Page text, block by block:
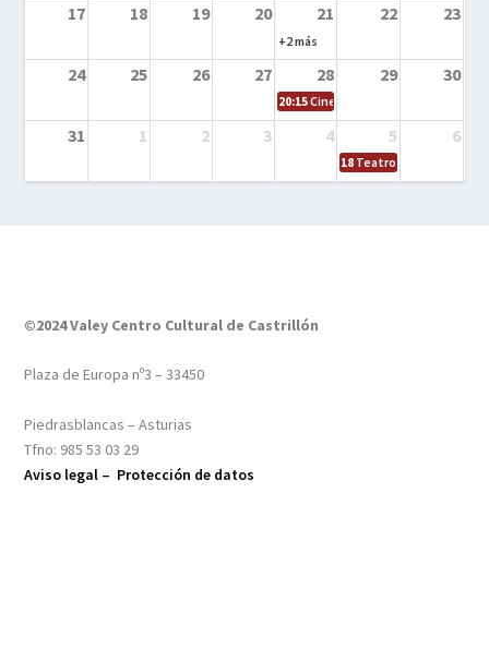
17 18 19 20 21 22 23
+2 más
24 25 26 27 28 29 30
20:15Cine en el calle – Tintín y el
31 1 2 3 4 5 6
18 Teatro – Tres
©2024 Valey Centro Cultural de Castrillón
Plaza de Europa nº3 – 33450
Piedrasblancas – Asturias
Tfno: 985 53 03 29
Aviso legal – Protección de datos